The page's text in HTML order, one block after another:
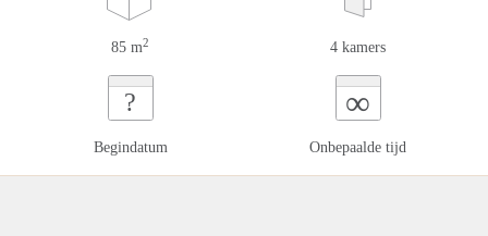
85 m2 4 kamers
?
Begindatum
∞
Onbepaalde tijd